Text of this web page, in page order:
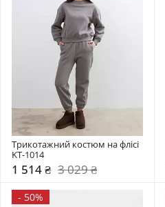
Трикотажний костюм на флісі
KT-1014
1 514 ₴ 3 029 ₴
- 50%